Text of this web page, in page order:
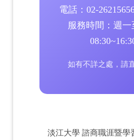
電話：02-
服務時間：週一
如有不詳之處，請
淡江大學 諮商職涯暨學